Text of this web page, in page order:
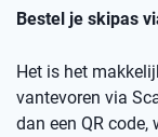
Bestel je skipas
Het is het
vantevoren via
dan een QR code,